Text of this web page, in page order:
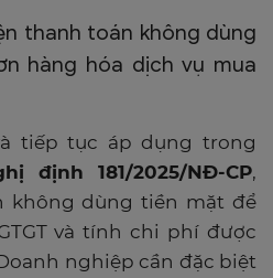
thanh toán không dùng
hàng hóa dịch vụ mua
tiếp tục áp dụng trong
định 181/2025/NĐ-CP,
không dùng tiền mặt để
và tính chi phí được
nghiệp cần đặc biệt